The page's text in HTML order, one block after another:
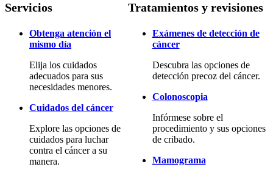
Servicios
Obtenga atención el
mismo día
Elija los cuidados
adecuados para sus
necesidades menores.
Cuidados del cáncer
Explore las opciones de
cuidados para luchar
contra el cáncer a su
manera.
Tratamientos y revisiones
Exámenes de detección de
cáncer
Descubra las opciones de
detección precoz del cáncer.
Colonoscopia
Infórmese sobre el
procedimiento y sus opciones
de cribado.
Mamograma